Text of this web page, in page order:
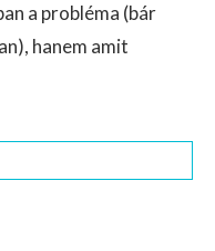
a probléma (bár
hanem amit